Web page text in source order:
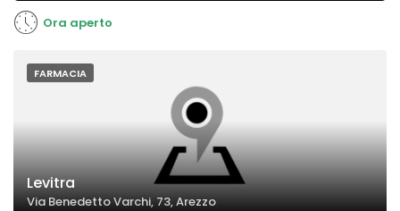
Ora aperto
FARMACIA
Levitra
Via Benedetto Varchi, 73, Arezzo